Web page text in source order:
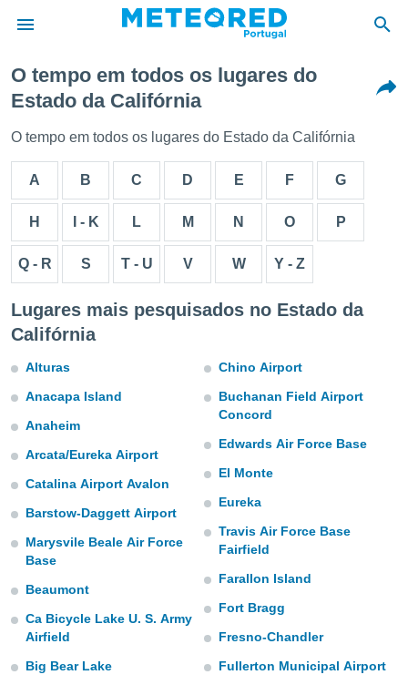
da
foi
para
as
a este
das
e
recolhidas
ou
permite-
de alta
botão
a
CONTINUAR
O tempo em todos os lugares do
Estado da Califórnia
O tempo em todos os lugares do Estado da Califórnia
A B C D E F G
H I - K L M N O P
Q - R S T - U V W Y - Z
Lugares mais pesquisados no Estado da
Califórnia
Alturas
Anacapa Island
Anaheim
Arcata/Eureka Airport
Catalina Airport Avalon
Barstow-Daggett Airport
Marysvile Beale Air Force
Base
Beaumont
Ca Bicycle Lake U. S. Army
Airfield
Big Bear Lake
Chino Airport
Buchanan Field Airport
Concord
Edwards Air Force Base
El Monte
Eureka
Travis Air Force Base
Fairfield
Farallon Island
Fort Bragg
Fresno-Chandler
Fullerton Municipal Airport